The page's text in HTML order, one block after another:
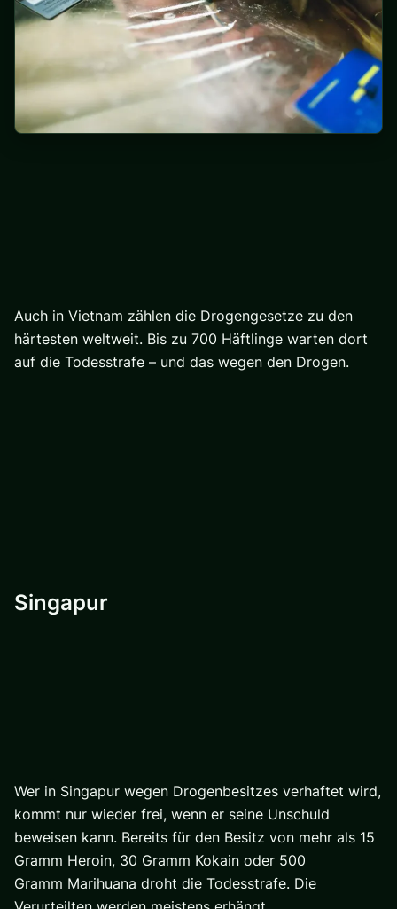
Auch in Vietnam zählen die Drogengesetze zu den
härtesten weltweit. Bis zu 700 Häftlinge warten dort
auf die Todesstrafe – und das wegen den Drogen.
Singapur
Wer in Singapur wegen Drogenbesitzes verhaftet wird,
kommt nur wieder frei, wenn er seine Unschuld
beweisen kann. Bereits für den Besitz von mehr als 15
Gramm Heroin, 30 Gramm Kokain oder 500
Gramm Marihuana droht die Todesstrafe. Die